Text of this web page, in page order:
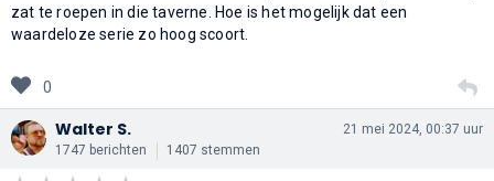
zat te roepen in die taverne. Hoe is het mogelijk dat een
waardeloze serie zo hoog scoort.
0
Walter S.
1747 berichten 1407 stemmen
21 mei 2024, 00:37 uur